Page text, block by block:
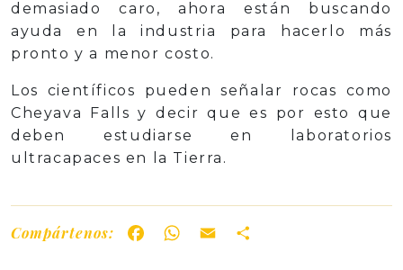
demasiado caro, ahora están buscando
ayuda en la industria para hacerlo más
pronto y a menor costo.
Los científicos pueden señalar rocas como
Cheyava Falls y decir que es por esto que
deben estudiarse en laboratorios
ultracapaces en la Tierra.
Compártenos: FacebookWhatsApp
Email